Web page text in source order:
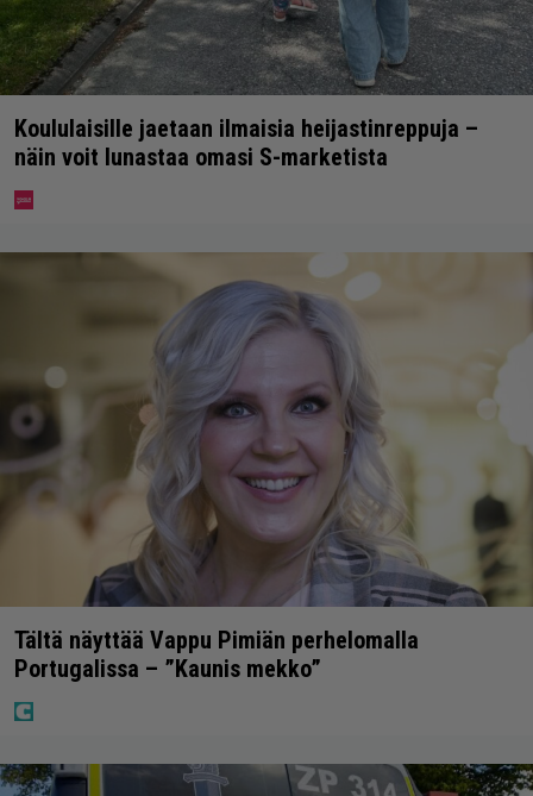
Koululaisille jaetaan ilmaisia heijastinreppuja –
näin voit lunastaa omasi S-marketista
Tältä näyttää Vappu Pimiän perhelomalla
Portugalissa – ”Kaunis mekko”